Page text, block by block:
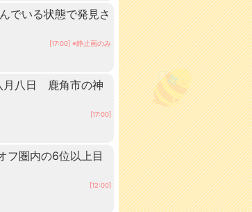
でいる状態で発見さ
[17:00] ※静止画のみ
月八日 鹿角市の神
[17:00]
フ圏内の6位以上目
[12:00]